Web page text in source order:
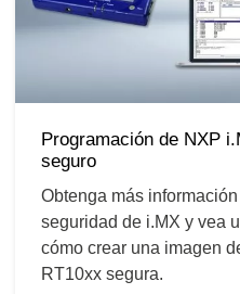
Programación de NXP
seguro
Obtenga más
seguridad de i.MX y vea
cómo crear una imagen
RT10xx segura.